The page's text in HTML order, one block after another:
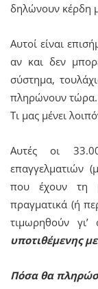
δηλώνουν κέρδη
Αυτοί είναι
αν και δεν
σύστημα,
πληρώνουν τώρα.
Τι μας μένει
Αυτές οι
επαγγελματιών
που έχουν τη
πραγματικά (ή
τιμωρηθούν γι’
υποτιθέμενης
Πόσα θα